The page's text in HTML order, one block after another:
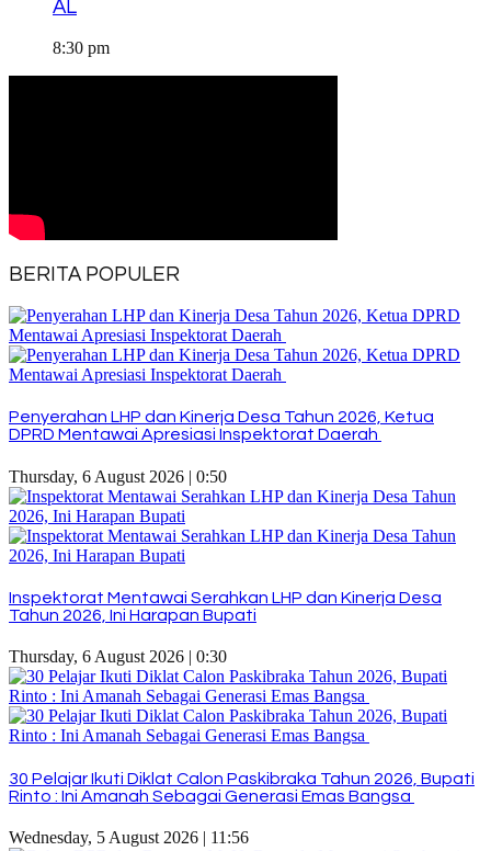
AL
8:30 pm
BERITA POPULER
Penyerahan LHP dan Kinerja Desa Tahun 2026, Ketua
DPRD Mentawai Apresiasi Inspektorat Daerah
Thursday, 6 August 2026 | 0:50
Inspektorat Mentawai Serahkan LHP dan Kinerja Desa
Tahun 2026, Ini Harapan Bupati
Thursday, 6 August 2026 | 0:30
30 Pelajar Ikuti Diklat Calon Paskibraka Tahun 2026, Bupati
Rinto : Ini Amanah Sebagai Generasi Emas Bangsa
Wednesday, 5 August 2026 | 11:56